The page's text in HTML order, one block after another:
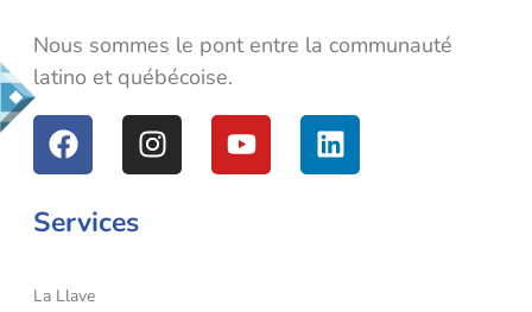
Nous sommes le pont entre la communauté
latino et québécoise.
Services
La Llave